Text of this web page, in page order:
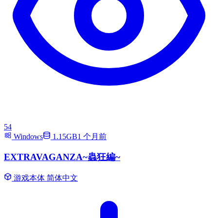
54
Windows
1.15GB1 个月前
EXTRAVAGANZA~蟲狂編~
游戏本体 简体中文